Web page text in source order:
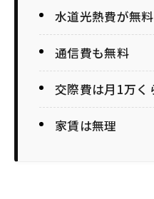
水道光熱費が無料
通信費も無料
交際費は月1万く
家賃は無理